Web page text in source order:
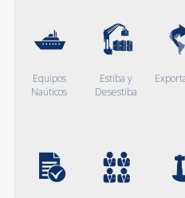
Equipos
Naúticos
Estiba y
Desestiba